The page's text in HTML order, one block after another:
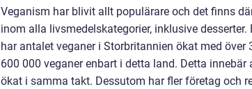
Veganism har blivit allt populärare och det finns
inom alla livsmedelskategorier, inklusive
har antalet veganer i Storbritannien ökat med
600 000 veganer enbart i detta land. Detta
ökat i samma takt. Dessutom har fler företag och